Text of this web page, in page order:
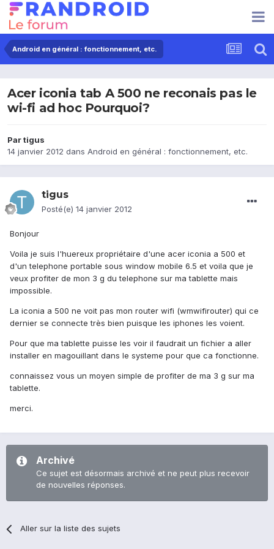
Android en général : fonctionnement, etc.
Acer iconia tab A 500 ne reconais pas le
wi-fi ad hoc Pourquoi?
Partigus
14 janvier 2012 dans Android en général : fonctionnement, etc.
tigus
Posté(e) 14 janvier 2012
Bonjour
Voila je suis l'huereux propriétaire d'une acer iconia a 500 et
d'un telephone portable sous window mobile 6.5 et voila que je
veux profiter de mon 3 g du telephone sur ma tablette mais
impossible.
La iconia a 500 ne voit pas mon router wifi (wmwifirouter) qui ce
dernier se connecte très bien puisque les iphones les voient.
Pour que ma tablette puisse les voir il faudrait un fichier a aller
installer en magouillant dans le systeme pour que ca fonctionne.
connaissez vous un moyen simple de profiter de ma 3 g sur ma
tablette.
merci.
Archivé
Ce sujet est désormais archivé et ne peut plus recevoir
de nouvelles réponses.
Aller sur la liste des sujets